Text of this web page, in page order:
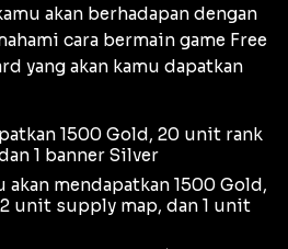
akan berhadapan dengan
cara bermain game Free
yang akan kamu dapatkan
1500 Gold, 20 unit rank
1 banner Silver
akan mendapatkan 1500 Gold,
unit supply map, dan 1 unit